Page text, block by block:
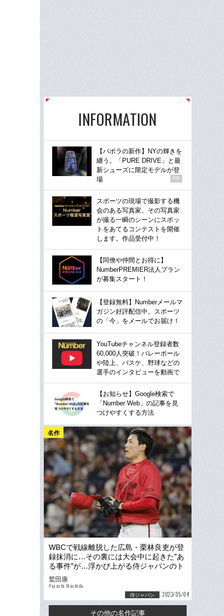
INFORMATION
【バボラの新作】NYの輝きを
纏う。「PURE DRIVE」と最
新シューズに限定モデルが登
場
PR
スポーツの現場で撮影する機
会のある写真家、その写真家
が撮る一瞬のシーンにスポッ
トをあてるコンテストを開催
します。作品受付中！
【同僚や仲間とお得に】
NumberPREMIER法人プラン
が募集スタート！
【登録無料】Numberメールマ
ガジン好評配信中。スポーツ
の「今」をメールでお届け！
YouTubeチャンネル登録者数
60,000人突破！バレーボール
や陸上、バスケ、野球などの
選手のインタビューを動画で
【お知らせ】Google検索で
「Number Web」の記事を見
つけやすくする方法
名作
WBCで戦線離脱した広島・栗林良吏が登
録抹消に…その裏には大会中に起きた”あ
る事件”が…浮かび上がる侍ジャパンのト
レーナー問題
鷲田康
Yasushi Washida
侍ジャパン 2023/05/04
その他の名作記事